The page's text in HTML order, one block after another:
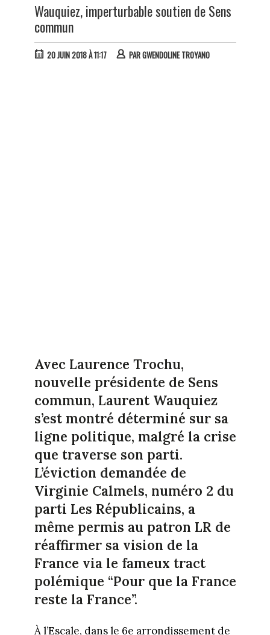
Wauquiez, imperturbable soutien de Sens
commun
20 JUIN 2018 À 11:17 PARGWENDOLINE TROYANO
Avec Laurence Trochu,
nouvelle présidente de Sens
commun, Laurent Wauquiez
s’est montré déterminé sur sa
ligne politique, malgré la crise
que traverse son parti.
L’éviction demandée de
Virginie Calmels, numéro 2 du
parti Les Républicains, a
même permis au patron LR de
réaffirmer sa vision de la
France via le fameux tract
polémique “Pour que la France
reste la France”.
À l’Escale, dans le 6e arrondissement de